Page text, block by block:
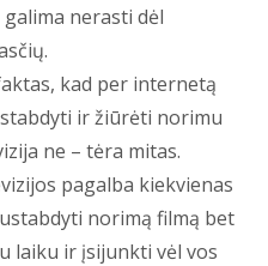
nerasti dėl
kad per internetą
ir žiūrėti norimu
ne – tėra mitas.
pagalba kiekvienas
norimą filmą bet
laiku ir įsijunkti vėl vos